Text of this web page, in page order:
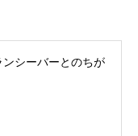
シーバーとのちが